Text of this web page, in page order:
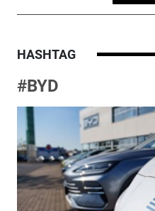
HASHTAG
#BYD